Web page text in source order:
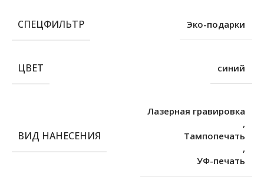
СПЕЦФИЛЬТР Эко-подарки
ЦВЕТ синий
ВИД НАНЕСЕНИЯ
Лазерная гравировка
,
Тампопечать
,
УФ-печать